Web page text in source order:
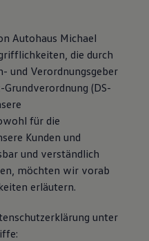
Autohaus Michael
die durch
und Verordnungsgeber
(DS-
für die
Kunden und
und verständlich
möchten wir vorab
erläutern.
unter